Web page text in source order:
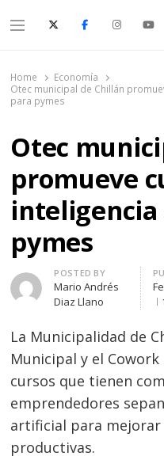
Menu
Home
Economía
Otec municipal de Chillán
para pymes
Otec
promueve
pymes
Author
POSTED BY
Mario Andrés
Diaz Llano
La Municipalidad de
Municipal y el
cursos que tienen
emprendedores
artificial para mejorar
productivas.